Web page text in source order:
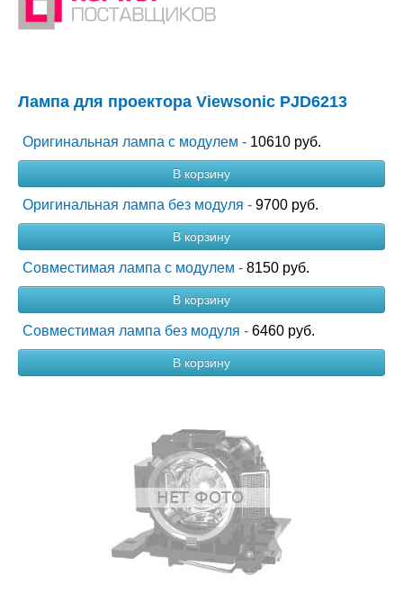
Лампа для проектора Viewsonic PJD6213
Оригинальная лампа с модулем - 10610 руб.
В корзину
Оригинальная лампа без модуля - 9700 руб.
В корзину
Совместимая лампа с модулем - 8150 руб.
В корзину
Совместимая лампа без модуля - 6460 руб.
В корзину